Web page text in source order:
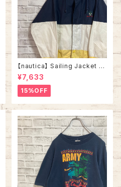
【nautica】 Sailing Jacket L
相当 90s “Old nautica”ノー
ティカ 切替 セーリングジャケッ
ト 刺繍ロゴ 胸ロゴ 旧タグ アウ
ター アメリカ USA 古着
¥7,633
15%OFF